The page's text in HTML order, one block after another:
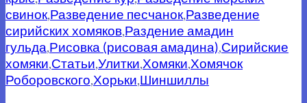
свинок,Разведение песчанок,Разведение
сирийских хомяков,Раздение амадин
гульда,Рисовка (рисовая амадина),Сирийские
хомяки,Статьи,Улитки,Хомяки,Хомячок
Роборовского,Хорьки,Шиншиллы